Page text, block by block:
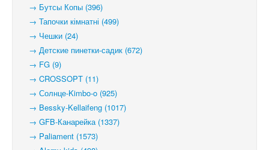
→ Бутсы Копы (396)
→ Тапочки кімнатні (499)
→ Чешки (24)
→ Детские пинетки-садик (672)
→ FG (9)
→ CROSSOPT (11)
→ Солнце-Kimbo-o (925)
→ Bessky-Kellaifeng (1017)
→ GFB-Канарейка (1337)
→ Paliament (1573)